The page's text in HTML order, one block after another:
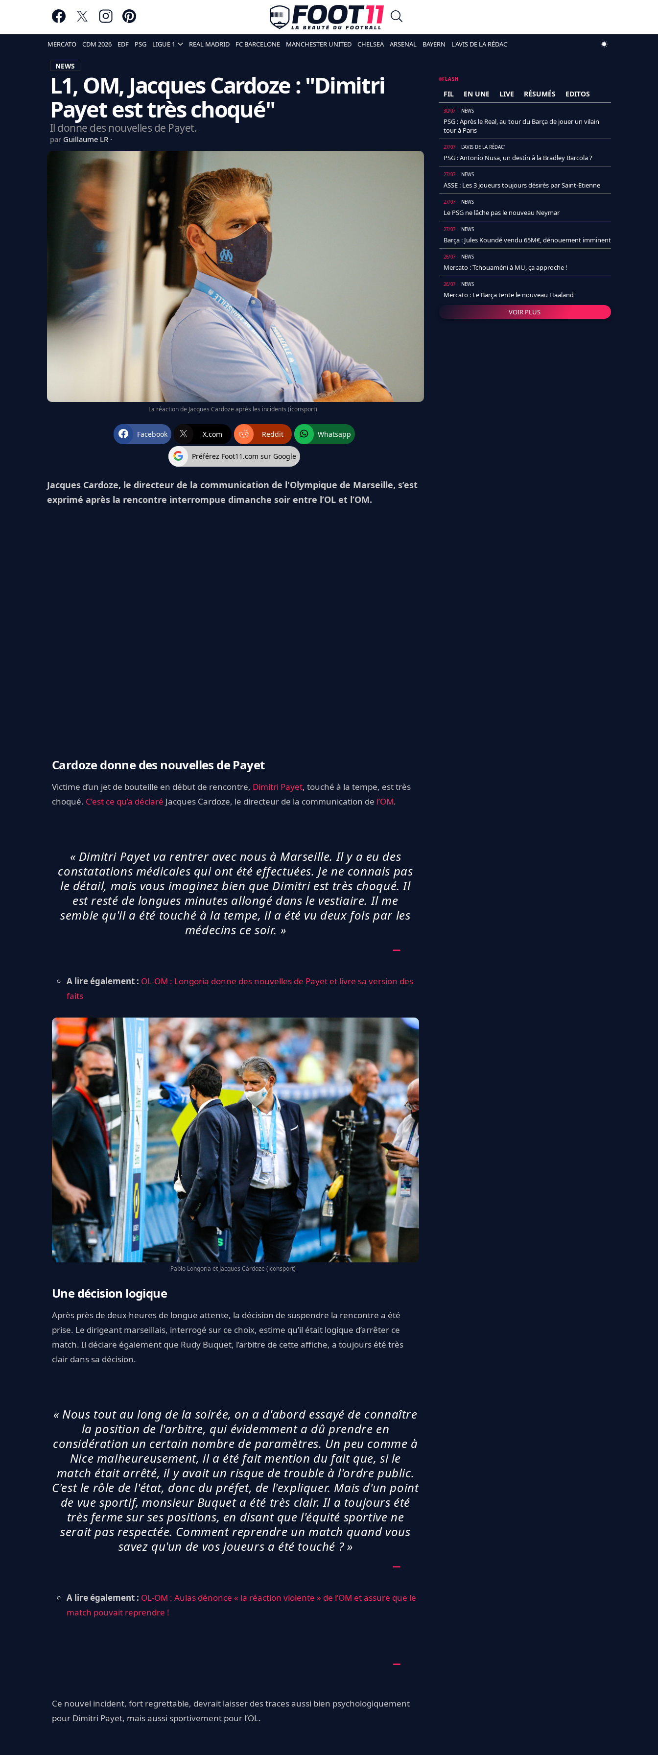
MERCATO CDM 2026 EDF PSG LIGUE 1 REAL MADRID FC BARCELONE MANCHESTER UNITED CHELSEA ARSENAL BAYERN L'AVIS DE LA RÉDAC'
NEWS
L1, OM, Jacques Cardoze : "Dimitri
Payet est très choqué"
Il donne des nouvelles de Payet.
par Guillaume LR
La réaction de Jacques Cardoze après les incidents (iconsport)
Facebook X.com Reddit Whatsapp
Préférez Foot11.com sur Google
Jacques Cardoze, le directeur de la communication de l'Olympique de Marseille, s’est
exprimé après la rencontre interrompue dimanche soir entre l’OL et l’OM.
Cardoze donne des nouvelles de Payet
Victime d’un jet de bouteille en début de rencontre, Dimitri Payet, touché à la tempe, est très
choqué. C’est ce qu’a déclaré Jacques Cardoze, le directeur de la communication de l’OM.
« Dimitri Payet va rentrer avec nous à Marseille. Il y a eu des
constatations médicales qui ont été effectuées. Je ne connais pas
le détail, mais vous imaginez bien que Dimitri est très choqué. Il
est resté de longues minutes allongé dans le vestiaire. Il me
semble qu'il a été touché à la tempe, il a été vu deux fois par les
médecins ce soir. »
A lire également : OL-OM : Longoria donne des nouvelles de Payet et livre sa version des
faits
Pablo Longoria et Jacques Cardoze (iconsport)
Une décision logique
Après près de deux heures de longue attente, la décision de suspendre la rencontre a été
prise. Le dirigeant marseillais, interrogé sur ce choix, estime qu’il était logique d’arrêter ce
match. Il déclare également que Rudy Buquet, l’arbitre de cette affiche, a toujours été très
clair dans sa décision.
« Nous tout au long de la soirée, on a d'abord essayé de connaître
la position de l'arbitre, qui évidemment a dû prendre en
considération un certain nombre de paramètres. Un peu comme à
Nice malheureusement, il a été fait mention du fait que, si le
match était arrêté, il y avait un risque de trouble à l'ordre public.
C'est le rôle de l'état, donc du préfet, de l'expliquer. Mais d'un point
de vue sportif, monsieur Buquet a été très clair. Il a toujours été
très ferme sur ses positions, en disant que l'équité sportive ne
serait pas respectée. Comment reprendre un match quand vous
savez qu'un de vos joueurs a été touché ? »
A lire également : OL-OM : Aulas dénonce « la réaction violente » de l’OM et assure que le
match pouvait reprendre !
Ce nouvel incident, fort regrettable, devrait laisser des traces aussi bien psychologiquement
pour Dimitri Payet, mais aussi sportivement pour l’OL.
FLASH
FIL EN UNE LIVE RÉSUMÉS EDITOS
30/07 NEWS
PSG : Après le Real, au tour du Barça de jouer un vilain
tour à Paris
27/07 L'AVIS DE LA RÉDAC'
PSG : Antonio Nusa, un destin à la Bradley Barcola ?
27/07 NEWS
ASSE : Les 3 joueurs toujours désirés par Saint-Etienne
27/07 NEWS
Le PSG ne lâche pas le nouveau Neymar
27/07 NEWS
Barça : Jules Koundé vendu 65M€, dénouement imminent
26/07 NEWS
Mercato : Tchouaméni à MU, ça approche !
26/07 NEWS
Mercato : Le Barça tente le nouveau Haaland
VOIR PLUS